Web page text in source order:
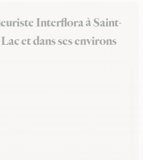
Interflora à Saint-
et dans ses environs